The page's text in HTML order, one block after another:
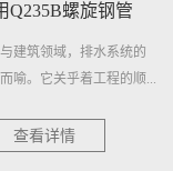
埋聚氨酯保温钢管
酯保温钢管，作为一种
道材料，近年来在建
查看详情